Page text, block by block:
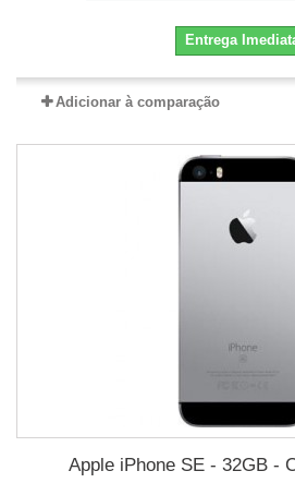
Entrega
Adicionar à comparação
Apple iPhone SE - 32GB -